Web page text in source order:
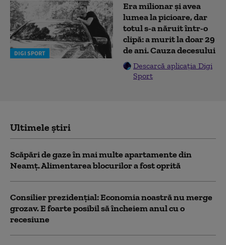
DIGI SPORT
Era milionar și avea
lumea la picioare, dar
totul s-a năruit într-o
clipă: a murit la doar 29
de ani. Cauza decesului
Descarcă aplicația Digi
Sport
Ultimele știri
Scăpări de gaze în mai multe apartamente din
Neamț. Alimentarea blocurilor a fost oprită
Consilier prezidenţial: Economia noastră nu merge
grozav. E foarte posibil să încheiem anul cu o
recesiune